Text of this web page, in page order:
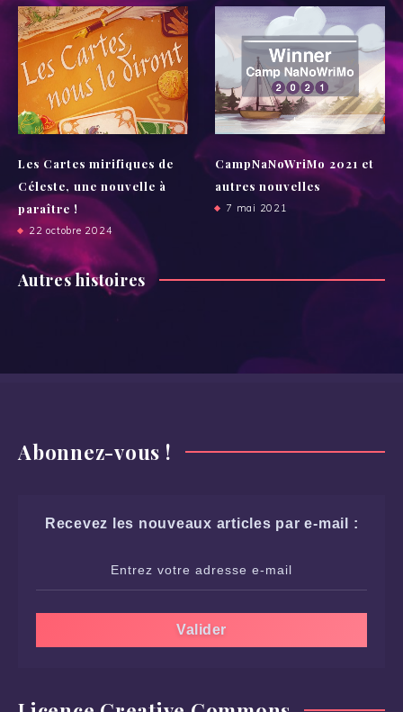
Les Cartes mirifiques de
Céleste, une nouvelle à
paraître !
22 octobre 2024
CampNaNoWriMo 2021 et
autres nouvelles
7 mai 2021
Autres histoires
Abonnez-vous !
Recevez les nouveaux articles par e-mail :